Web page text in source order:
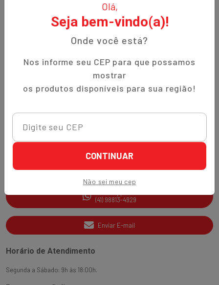
Olá,
Seja bem-vindo(a)!
Onde você está?
Nos informe seu CEP para que possamos
mostrar
os produtos disponíveis para sua região!
CONTINUAR
Não sei meu cep
Termos de Uso
Política de Privacidade
Trocas e Devoluções
Nippon-Aji App
Ajuda e Suporte
SAC
(41) 3538-2177
(41) 98813-4929
Enviar E-mail
Horário de Atendimento
Segunda a Sábado: 9h às 18:00h.